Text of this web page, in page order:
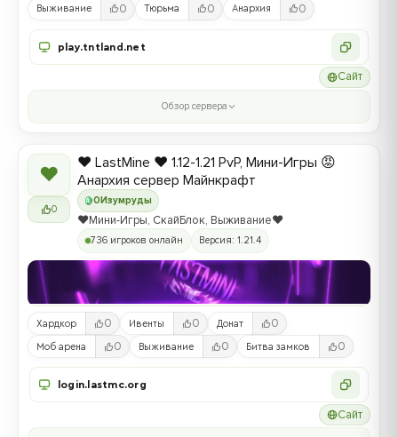
Выживание 0 Тюрьма 0 Анархия 0
play.tntland.net
Сайт
Обзор сервера
❤
0
0 Изумруды
❤️ LastMine ❤️ 1.12-1.21 PvP, Мини-Игры 😡
Анархия сервер Майнкрафт
❤️Мини-Игры, СкайБлок, Выживание❤️
736 игроков онлайн Версия: 1.21.4
Хардкор 0 Ивенты 0 Донат 0
Моб арена 0 Выживание 0 Битва замков 0
login.lastmc.org
Сайт